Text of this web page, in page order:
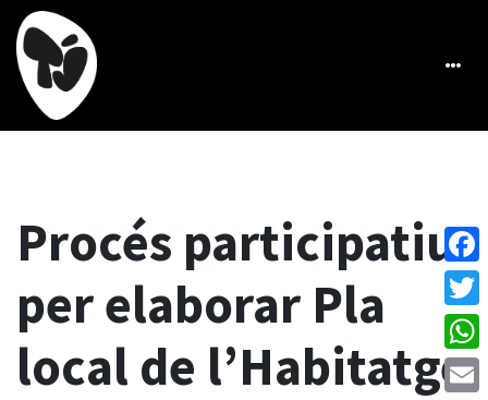
Procés participatiu
per elaborar Pla
local de l’Habitatge